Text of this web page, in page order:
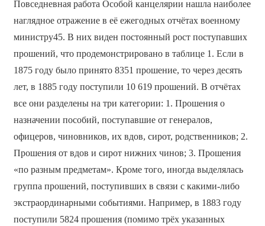
Повседневная работа Особой канцелярии нашла наиболее
наглядное отражение в её ежегодных отчётах военному
министру45. В них виден постоянный рост поступавших
прошений, что продемонстрировано в таблице 1. Если в
1875 году было принято 8351 прошение, то через десять
лет, в 1885 году поступили 10 619 прошений. В отчётах
все они разделены на три категории: 1. Прошения о
назначении пособий, поступавшие от генералов,
офицеров, чиновников, их вдов, сирот, родственников; 2.
Прошения от вдов и сирот нижних чинов; 3. Прошения
«по разным предметам». Кроме того, иногда выделялась
группа прошений, поступивших в связи с какими-либо
экстраординарными событиями. Например, в 1883 году
поступили 5824 прошения (помимо трёх указанных